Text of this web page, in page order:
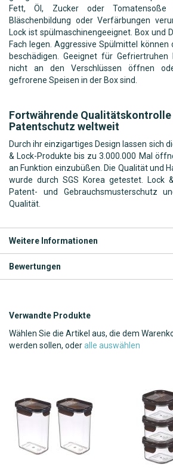
Fett, Öl, Zucker oder
Bläschenbildung oder Verfärbungen
Lock ist spülmaschinengeeignet. Box und
Fach legen. Aggressive Spülmittel können
beschädigen. Geeignet für Gefriertruhen
nicht an den Verschlüssen öffnen
gefrorene Speisen in der Box sind.
Fortwährende Qualitätskontrolle
Patentschutz weltweit
Durch ihr einzigartiges Design lassen sich
& Lock-Produkte bis zu 3.000.000 Mal
an Funktion einzubüßen. Die Qualität und
wurde durch SGS Korea getestet. Lock
Patent- und Gebrauchsmusterschutz
Qualität.
Weitere Informationen
Bewertungen
Verwandte Produkte
Wählen Sie die Artikel aus, die dem
werden sollen, oderalle auswählen